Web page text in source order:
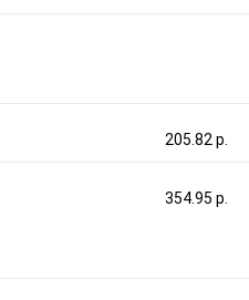
205.82 p.
354.95 p.